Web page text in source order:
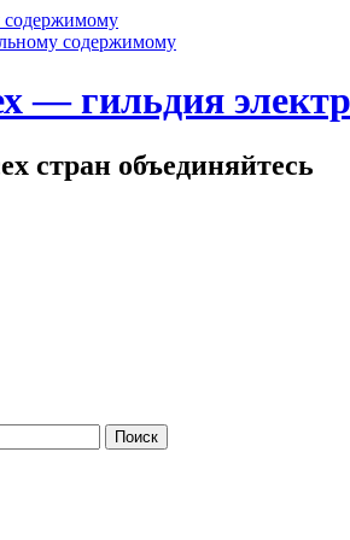
содержимому
содержимому
— гильдия
стран объединяйтесь